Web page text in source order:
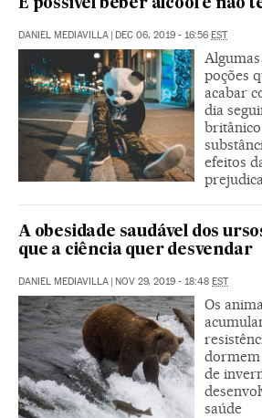
É possível beber álcool e não
DANIEL MEDIAVILLA | DEC 06, 2019 - 16:56 EST
poções
acabar
dia
efeitos
A obesidade saudável dos
que a ciência quer desvendar
DANIEL MEDIAVILLA | NOV 29, 2019 - 18:48 EST
Os
dormem
de
saúde